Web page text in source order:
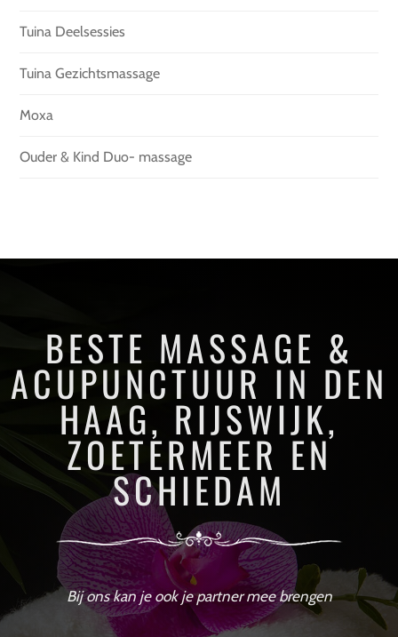
Tuina Deelsessies
Tuina Gezichtsmassage
Moxa
Ouder & Kind Duo- massage
BESTE MASSAGE &
ACUPUNCTUUR IN DEN
HAAG, RIJSWIJK,
ZOETERMEER EN
SCHIEDAM
Bij ons kan je ook je partner mee brengen